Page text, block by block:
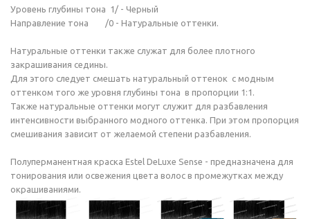
Уровень глубины тона 1/ - Черный
Направление тона /0 - Натуральные оттенки.
Натуральные оттенки также служат для более плотного
закрашивания седины.
Для этого следует смешать натуральный оттенок с модным
оттенком того же уровня глубины тона в пропорции 1:1.
Также натуральные оттенки могут служит для разбавления
интенсивности выбранного модного оттенка. При этом пропорция
смешивания зависит от желаемой степени разбавления.
Полуперманентная краска Estel DeLuxe Sense - предназначена для
тонирования или освежения цвета волос в промежутках между
окрашиваниями.